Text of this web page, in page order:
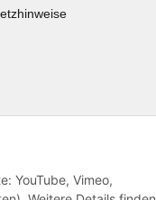
YouTube, Vimeo,
Preisliste anschauen